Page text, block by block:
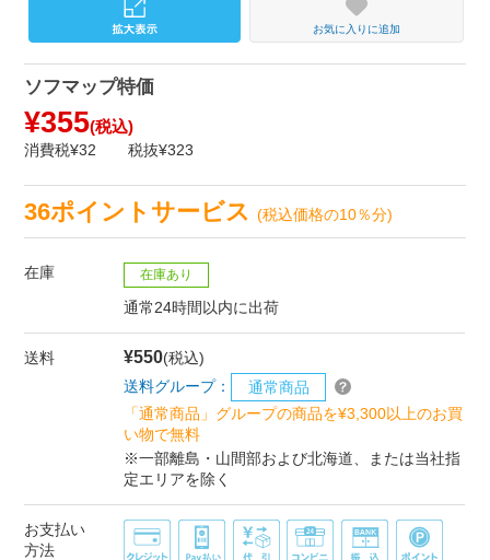
お気に入りに追加
ソフマップ特価
¥355(税込)
消費税¥32 税抜¥323
36ポイントサービス(税込価格の10％分)
在庫 在庫あり
通常24時間以内に出荷
送料 ¥550(税込)
送料グループ：
通常商品
「通常商品」グループの商品を¥3,300以上のお買
い物で無料
※一部離島・山間部および北海道、または当社指
定エリアを除く
お支払い
方法